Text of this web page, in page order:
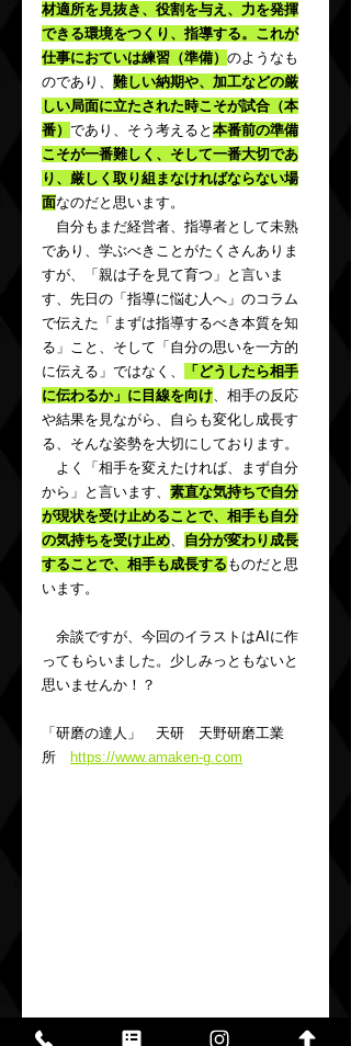
材適所を見抜き、役割を与え、力を発揮
できる環境をつくり、指導する。これが
仕事におていは練習（準備） のようなも
のであり、 難しい納期や、加工などの厳
しい局面に立たされた時こそが試合（本
番） であり、そう考えると 本番前の準備
こそが一番難しく、そして一番大切であ
り、厳しく取り組まなければならない場
面なのだと思います。
自分もまだ経営者、指導者として未熟
であり、学ぶべきことがたくさんありま
すが、「親は子を見て育つ」と言いま
す、先日の「指導に悩む人へ」のコラム
で伝えた「まずは指導するべき本質を知
る」こと、そして「自分の思いを一方的
に伝える」ではなく、
「どうしたら相手
に伝わるか」に目線を向け、相手の反応
や結果を見ながら、自らも変化し成長す
る、そんな姿勢を大切にしております。
よく「相手を変えたければ、まず自分
から」と言います、 素直な気持ちで自分
が現状を受け止めることで、相手も自分
の気持ちを受け止め、 自分が変わり成長
することで、相手も成長する ものだと思
います。
余談ですが、今回のイラストはAIに作
ってもらいました。少しみっともないと
思いませんか！？
「研磨の達人」　天研　天野研磨工業
所
https://www.amaken-g.com